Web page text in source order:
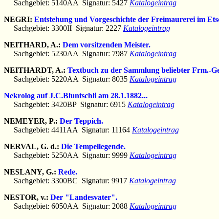
Sachgebiet: 5140AA Signatur: 5427 Katalogeintrag
NEGRI: Entstehung und Vorgeschichte der Freimaurerei im
Sachgebiet: 3300II Signatur: 2227 Katalogeintrag
NEITHARD, A.: Dem vorsitzenden Meister.
Sachgebiet: 5230AA Signatur: 7987 Katalogeintrag
NEITHARDT, A.: Textbuch zu der Sammlung beliebter Frm.-
Sachgebiet: 5220AA Signatur: 8035 Katalogeintrag
Nekrolog auf J.C.Bluntschli am 28.1.1882...
Sachgebiet: 3420BP Signatur: 6915 Katalogeintrag
NEMEYER, P.: Der Teppich.
Sachgebiet: 4411AA Signatur: 11164 Katalogeintrag
NERVAL, G. d.: Die Tempellegende.
Sachgebiet: 5250AA Signatur: 9999 Katalogeintrag
NESLANY, G.: Rede.
Sachgebiet: 3300BC Signatur: 9917 Katalogeintrag
NESTOR, v.: Der "Landesvater".
Sachgebiet: 6050AA Signatur: 2088 Katalogeintrag